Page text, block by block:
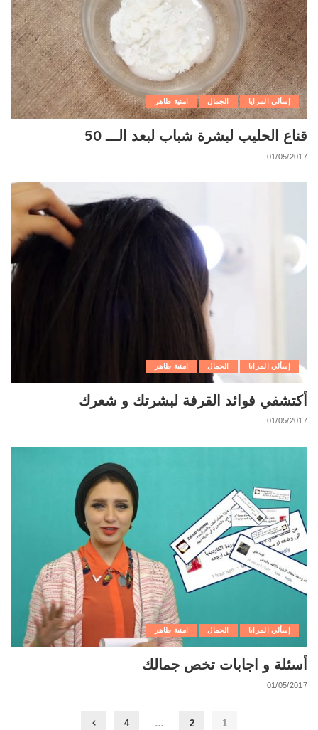
إسألي المرايا الجمال امنية طاهر
قناع الحليب لبشرة شباب لبعد الـــ 50
01/05/2017
إسألي المرايا الجمال امنية طاهر
أكتشفي فوائد القرفة لبشرتك و شعرك
01/05/2017
إسألي المرايا الجمال امنية طاهر
أسئلة و اجابات تخص جمالك
01/05/2017
1
2
…
4